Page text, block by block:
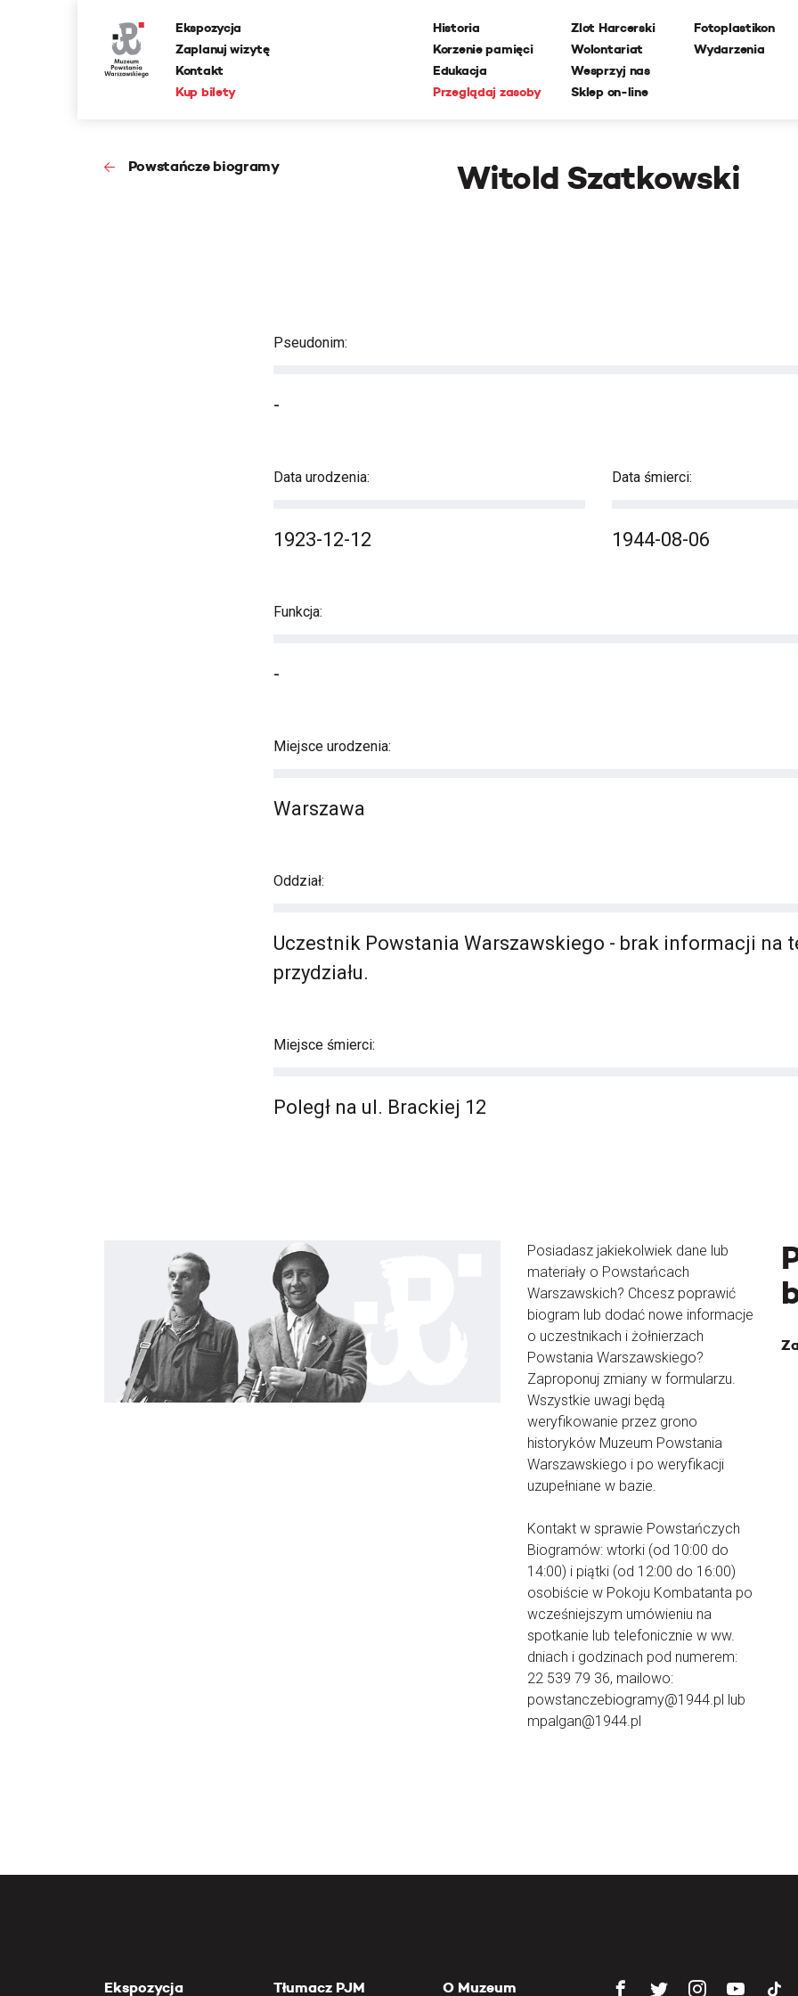
Ekspozycja
Zaplanuj wizytę
Kontakt
Kup bilety
Historia
Korzenie pamięci
Edukacja
Przeglądaj zasoby
Zlot Harcerski
Wolontariat
Wesprzyj nas
Sklep on-line
Fotoplastikon
Wydarzenia
Powstańcze biogramy Witold Szatkowski
Pseudonim:
-
Data urodzenia:
1923-12-12
Data śmierci:
1944-08-06
Funkcja:
-
Miejsce urodzenia:
Warszawa
Oddział:
Uczestnik Powstania Warszawskiego - brak informacji na
przydziału.
Miejsce śmierci:
Poległ na ul. Brackiej 12
Posiadasz jakiekolwiek dane lub
materiały o Powstańcach
Warszawskich? Chcesz poprawić
biogram lub dodać nowe informacje
o uczestnikach i żołnierzach
Powstania Warszawskiego?
Zaproponuj zmiany w formularzu.
Wszystkie uwagi będą
weryfikowanie przez grono
historyków Muzeum Powstania
Warszawskiego i po weryfikacji
uzupełniane w bazie.
Kontakt w sprawie Powstańczych
Biogramów: wtorki (od 10:00 do
14:00) i piątki (od 12:00 do 16:00)
osobiście w Pokoju Kombatanta po
wcześniejszym umówieniu na
spotkanie lub telefonicznie w ww.
dniach i godzinach pod numerem:
22 539 79 36, mailowo:
powstanczebiogramy@1944.pl lub
mpalgan@1944.pl
Ekspozycja Tłumacz PJM O Muzeum